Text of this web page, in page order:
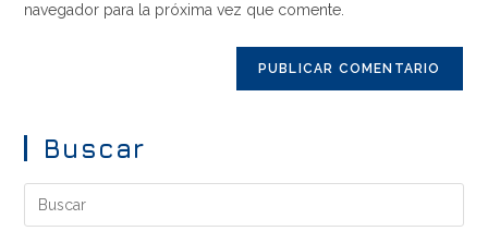
navegador para la próxima vez que comente.
Buscar